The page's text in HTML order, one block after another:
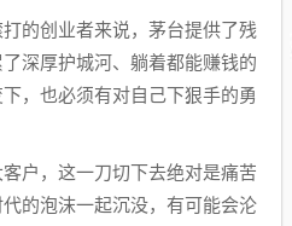
的创业者来说，茅台提供了残
深厚护城河、躺着都能赚钱的
，也必须有对自己下狠手的勇
户，这一刀切下去绝对是痛苦
的泡沫一起沉没，有可能会沦